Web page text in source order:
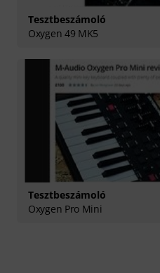
Tesztbeszámoló
Oxygen 49 MK5
Tesztbeszámoló
Oxygen Pro Mini